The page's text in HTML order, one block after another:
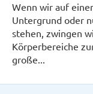
Wenn wir auf
Untergrund oder
stehen, zwingen
Körperbereiche
große...